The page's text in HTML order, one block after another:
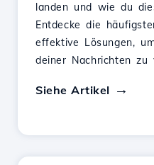
landen und wie du
Entdecke die
effektive Lösungen,
deiner Nachrichten zu
Siehe Artikel